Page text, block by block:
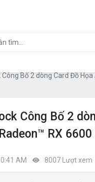
Công Bố 2 dòng Card Đồ
Công Bố 2
RX 6600
AM 8007 Lượt xem